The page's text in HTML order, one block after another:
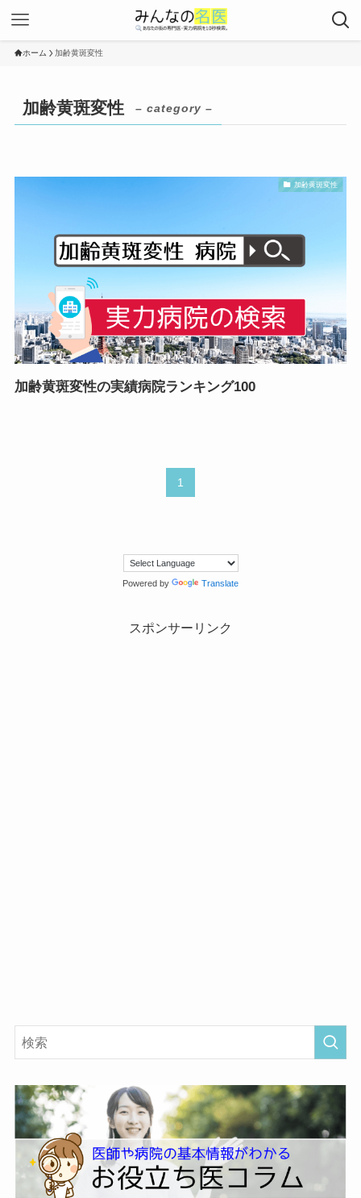
ホーム 加齢黄斑変性
加齢黄斑変性 – category –
加齢黄斑変性
加齢黄斑変性の実績病院ランキング100
1
Powered by Translate
スポンサーリンク